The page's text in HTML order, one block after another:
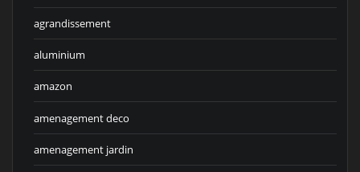
agrandissement
aluminium
amazon
amenagement deco
amenagement jardin